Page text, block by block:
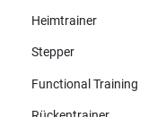
Heimtrainer
Stepper
Functional Training